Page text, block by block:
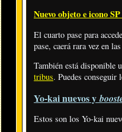
Nuevo objeto e icono
El cuarto pase para
pase, caerá rara vez en
También está disponible
tribus. Puedes
Yo-kai nuevos y
Estos son los Yo-kai